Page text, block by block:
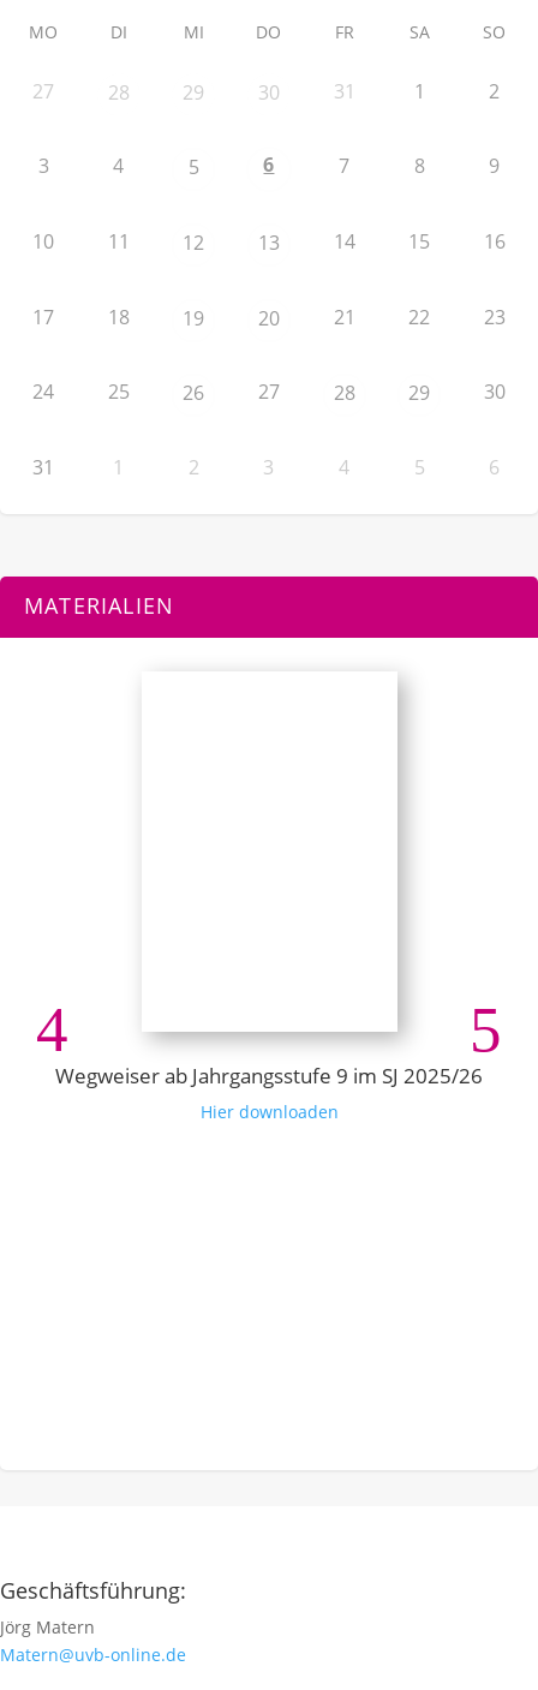
MO DI MI DO FR SA SO
27 28 29 30 31 1 2
3 4 5 6 7 8 9
10 11 12 13 14 15 16
17 18 19 20 21 22 23
24 25 26 27 28 29 30
31 1 2 3 4 5 6
MATERIALIEN
Wegweiser ab Jahrgangsstufe 9 im SJ 2025/26
Hier downloaden
Geschäftsführung:
Jörg Matern
Matern@uvb-online.de